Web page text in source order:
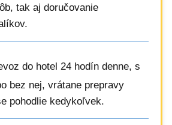
tak aj doručovanie
do hotel 24 hodín denne, s
bez nej, vrátane prepravy
pohodlie kedykoľvek.